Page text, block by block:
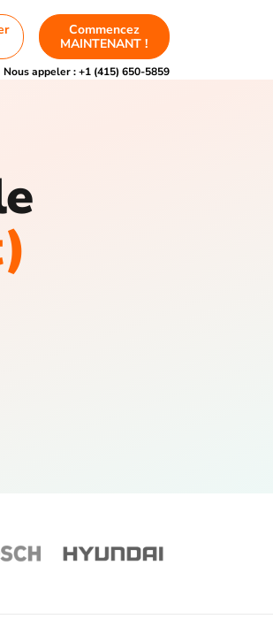
Commencez
MAINTENANT !
Nous appeler :+1 (415) 650-5859